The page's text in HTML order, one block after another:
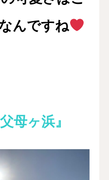
んですね
母ヶ浜』